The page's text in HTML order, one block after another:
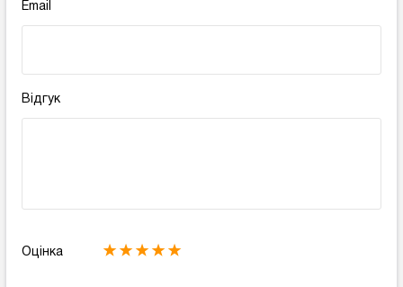
Email
Відгук
Оцінка